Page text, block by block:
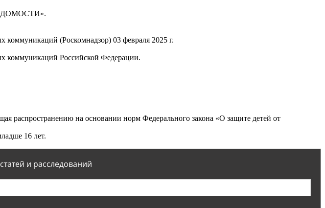
(Роскомнадзор) 03 февраля 2025 г.
коммуникаций Российской Федерации.
на основании норм Федерального закона «О защите детей от
16 лет.
и расследований